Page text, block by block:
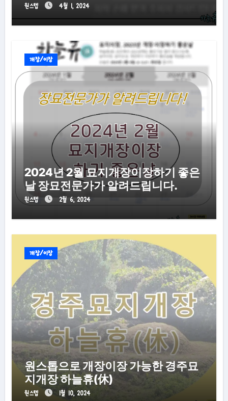
원스텝 4월 1, 2024
개장/이장
2024년 2월 묘지개장이장하기 좋은
날 장묘전문가가 알려드립니다.
원스텝 2월 6, 2024
개장/이장
원스톱으로 개장이장 가능한 경주묘
지개장 하늘휴(休)
원스텝 1월 10, 2024